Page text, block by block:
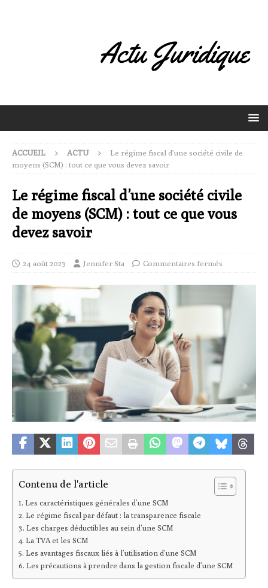
ACCUEIL ACTU
Le régime fiscal d’une société civile de
moyens (SCM) : tout ce que vous devez savoir
Le régime fiscal d’une société civile
de moyens (SCM) : tout ce que vous
devez savoir
24 août 2023 Jennifer Sta Commentaires fermés
Contenu de l'article
Les caractéristiques générales d’une SCM
Le régime fiscal par défaut : la transparence fiscale
Les charges déductibles au sein d’une SCM
La TVA et les SCM
Les avantages fiscaux liés à l’utilisation d’une SCM
Les précautions à prendre dans la gestion fiscale d’une SCM